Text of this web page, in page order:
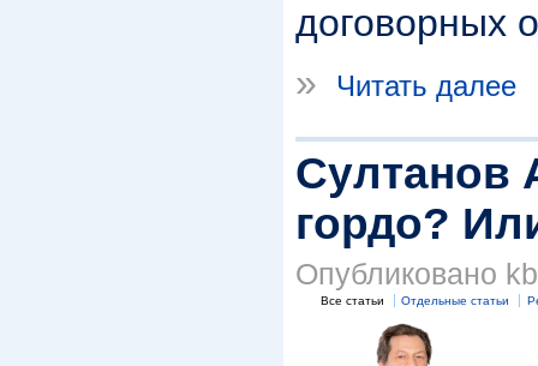
договорных
»
Читать далее
Султанов
гордо?
Опубликовано
Все статьи Отдельные статьи